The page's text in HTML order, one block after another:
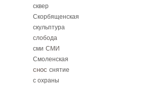
сквер
Скорбященская
скульптура
слобода
сми СМИ
Смоленская
снос снятие
с охраны